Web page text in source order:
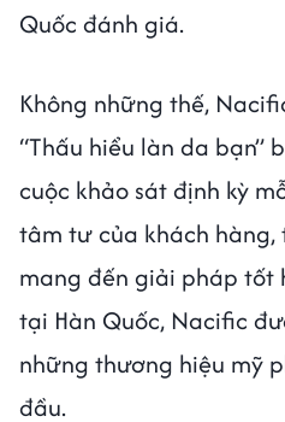
Quốc đánh giá.
Không những thế,
“Thấu hiểu làn da bạn”
cuộc khảo sát định kỳ
tâm tư của khách
mang đến giải pháp tốt
tại Hàn Quốc, Nacific
những thương hiệu mỹ
đầu.